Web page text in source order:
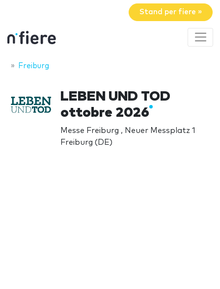
Stand per fiere »
Freiburg
LEBEN UND TOD
ottobre 2026
Messe Freiburg , Neuer Messplatz 1
Freiburg (DE)